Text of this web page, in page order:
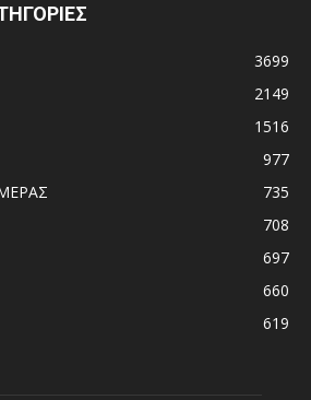
3699
2149
1516
977
735
708
697
660
619